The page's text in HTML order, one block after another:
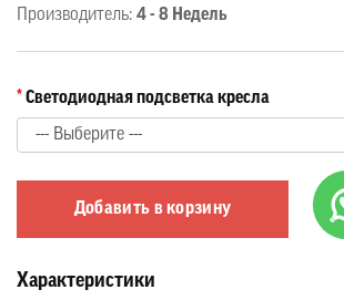
Производитель: 4 - 8 Недель
Светодиодная подсветка кресла
Добавить в корзину
Характеристики